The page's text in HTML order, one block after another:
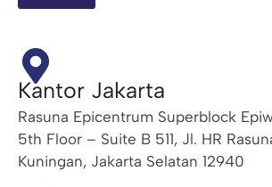
Kantor Jakarta
Rasuna Epicentrum Superblock
5th Floor – Suite B 511, Jl. HR
Kuningan, Jakarta Selatan 12940